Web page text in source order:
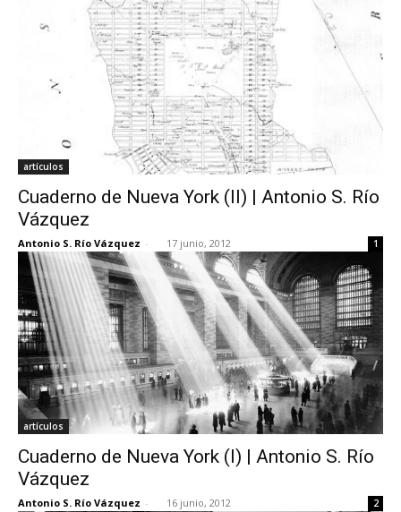
artículos
Cuaderno de Nueva York (II) | Antonio S. Río
Vázquez
Antonio S. Río Vázquez - 17 junio, 2012 1
artículos
Cuaderno de Nueva York (I) | Antonio S. Río
Vázquez
Antonio S. Río Vázquez - 16 junio, 2012 2